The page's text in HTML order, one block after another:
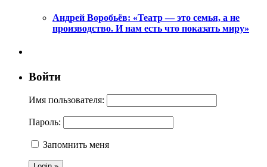
Андрей Воробьёв: «Театр — это семья, а не
производство. И нам есть что показать миру»
Войти
Имя пользователя:
Пароль:
Запомнить меня